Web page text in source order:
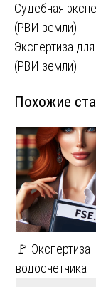
по
записям
Судебная
(РВИ земли)
Экспертиза
(РВИ земли)
Похожие
🚩 Экспертиза
водосчетчика